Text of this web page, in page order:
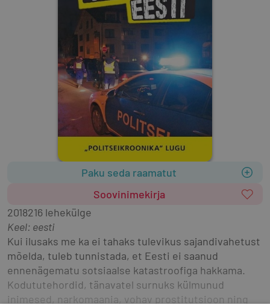
Paku seda raamatut
Soovinimekirja
2018216 lehekülge
Keel: eesti
Kui ilusaks me ka ei tahaks tulevikus sajandivahetust
mõelda, tuleb tunnistada, et Eesti ei saanud
ennenägematu sotsiaalse katastroofiga hakkama.
Kodututehordid, tänavatel surnuks külmunud
inimesed, narkomaania, vohav prostitutsioon ning